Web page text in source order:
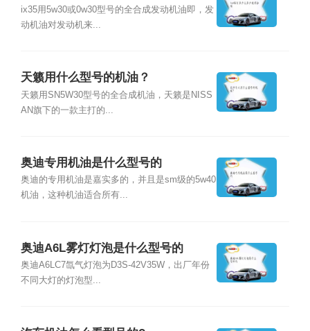
ix35用5w30或0w30型号的全合成发动机油即，发
动机油对发动机来...
天籁用什么型号的机油？
天籁用SN5W30型号的全合成机油，天籁是NISS
AN旗下的一款主打的...
奥迪专用机油是什么型号的
奥迪的专用机油是嘉实多的，并且是sm级的5w40
机油，这种机油适合所有...
奥迪A6L雾灯灯泡是什么型号的
奥迪A6LC7氙气灯泡为D3S-42V35W，出厂年份
不同大灯的灯泡型...